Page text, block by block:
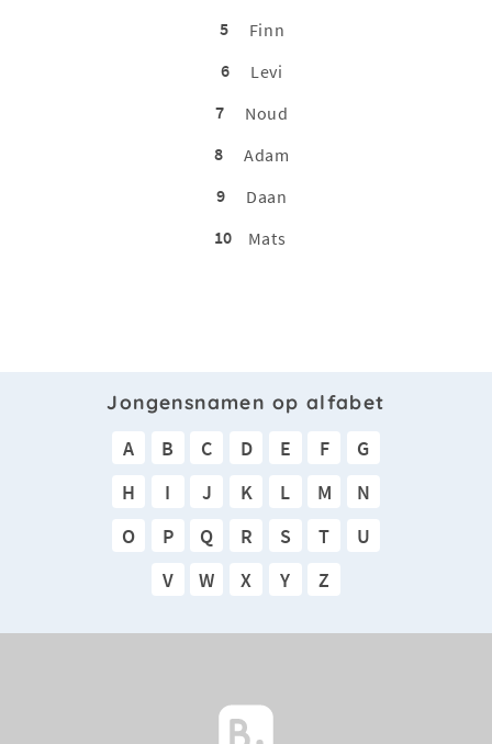
5
Finn
6
Levi
7
Noud
8
Adam
9
Daan
10
Mats
Jongensnamen op alfabet
A B C D E F
G
H
I J K L M
N
O
P Q R S T
U
V
W X Y Z